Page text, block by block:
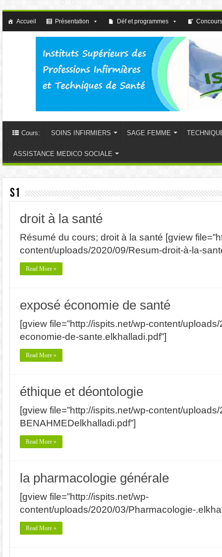
Accueil Présentation Déf et programmes
Cours: SOINS INFIRMIERS SAGE FEMME
ASSISTANCE MEDICO SOCIALE
S1
droit à la santé
Résumé du cours; droit à la santé [gview
content/uploads/2020/09/Resum-droit-à-la-
Read More »
exposé économie de santé
[gview file=”http://ispits.net/wp-content/
economie-de-sante.elkhalladi.pdf”]
Read More »
éthique et déontologie
[gview file=”http://ispits.net/wp-content/
BENAHMEDelkhalladi.pdf”]
Read More »
la pharmacologie générale
[gview file=”http://ispits.net/wp-
content/uploads/2020/03/Pharmacologie-
Read More »